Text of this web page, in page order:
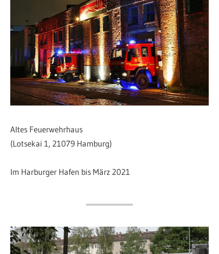
Altes Feuerwehrhaus
(Lotsekai 1, 21079 Hamburg)
Im Harburger Hafen bis März 2021